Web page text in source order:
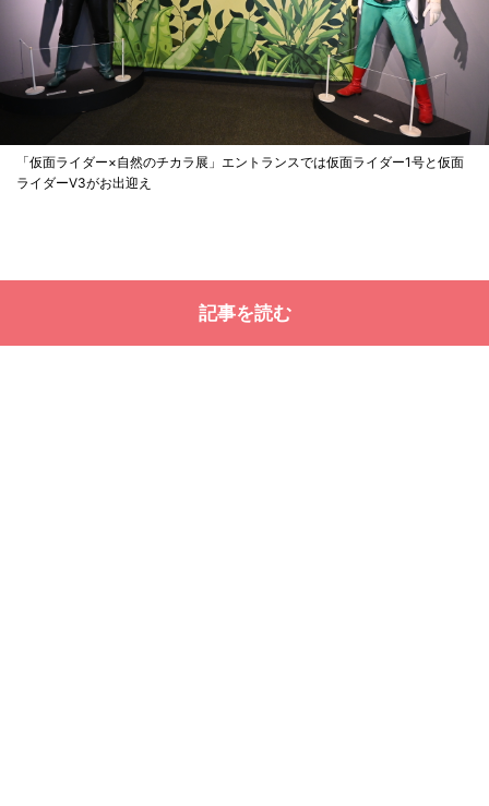
「仮面ライダー×自然のチカラ展」エントランスでは仮面ライダー1号と仮面
ライダーV3がお出迎え
記事を読む